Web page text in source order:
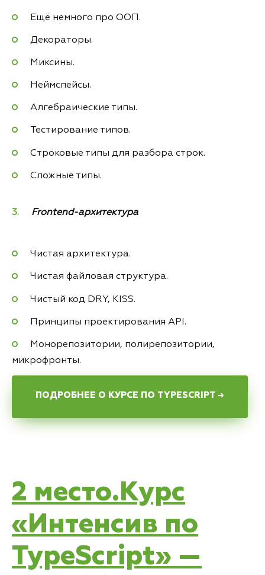
Ещё немного про ООП.
Декораторы.
Миксины.
Неймспейсы.
Алгебраические типы.
Тестирование типов.
Строковые типы для разбора строк.
Сложные типы.
Frontend-архитектура
Чистая архитектура.
Чистая файловая структура.
Чистый код DRY, KISS.
Принципы проектирования API.
Монорепозитории, полирепозитории,
микрофронты.
ПОДРОБНЕЕ О КУРСЕ ПО TYPESCRIPT →
2 место.Курс
«Интенсив по
TypeScript» —